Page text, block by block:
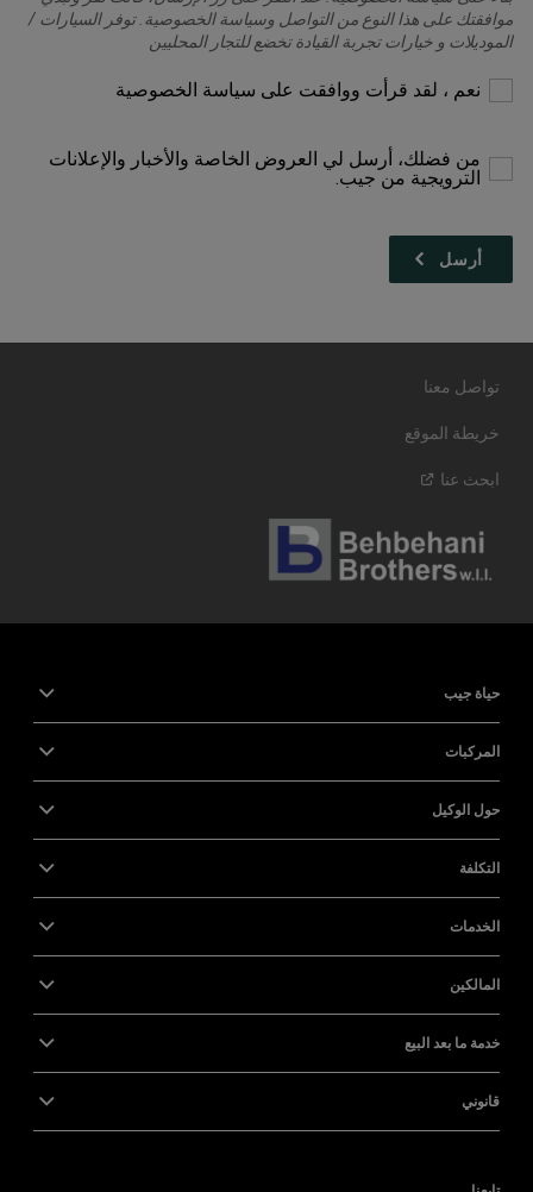
موافقتك على هذا النوع من التواصل وسياسة الخصوصية. توفر السيارات /
الموديلات و خيارات تجربة القيادة تخضع للتجار المحليين
نعم ، لقد قرأت ووافقت على سياسة الخصوصية
من فضلك، أرسل لي العروض الخاصة والأخبار والإعلانات
الترويجية من جيب.
تواصل معنا
خريطة الموقع
ابحث عنا
حياة جيب
المركبات
حول الوكيل
التكلفة
الخدمات
المالكين
خدمة ما بعد البيع
قانوني